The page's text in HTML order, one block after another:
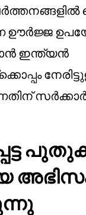
ഊർജ്ജ
ഇന്ത്യൻ